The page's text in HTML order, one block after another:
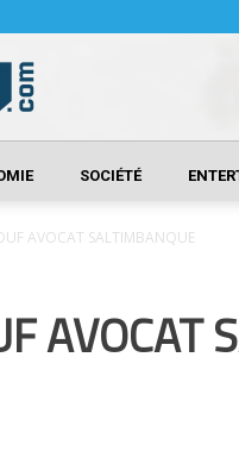
SOCIÉTÉ
AVOCAT SALTIMBANQUE
AVOCAT